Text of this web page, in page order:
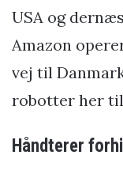
USA og
Amazon
vej til
robotter her
Håndterer